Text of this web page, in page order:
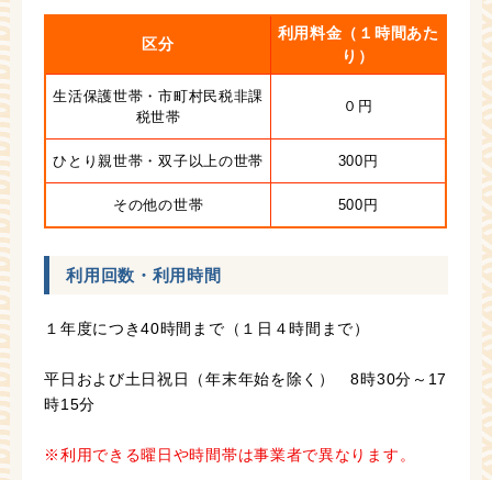
区分
利用料金（１時間あた
り）
生活保護世帯・市町村民税非課
税世帯
０円
ひとり親世帯・双子以上の世帯 300円
その他の世帯 500円
利用回数・利用時間
１年度につき40時間まで（１日４時間まで）
平日および土日祝日（年末年始を除く） 8時30分～17
時15分
※利用できる曜日や時間帯は事業者で異なります。